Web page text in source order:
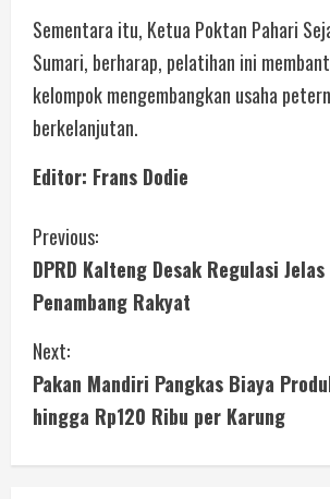
Sementara itu, Ketua Poktan Pahari
Sumari, berharap, pelatihan ini
kelompok mengembangkan usaha
berkelanjutan.
Editor: Frans Dodie
Previous:
DPRD Kalteng Desak Regulasi
Penambang Rakyat
Next:
Pakan Mandiri Pangkas Biaya
hingga Rp120 Ribu per Karung